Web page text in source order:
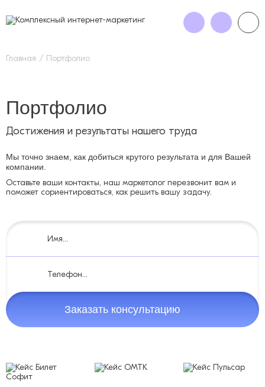
Главная Портфолио
Портфолио
Достижения и результаты нашего труда
Мы точно знаем, как добиться крутого результата и для Вашей
компании.
Оставьте ваши контакты, наш маркетолог перезвонит вам и
поможет сориентироваться, как решить вашу задачу.
Заказать консультацию